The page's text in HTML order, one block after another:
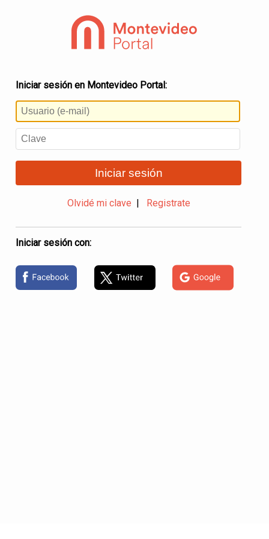
Iniciar sesión en Montevideo Portal:
Iniciar sesión
Olvidé mi clave Registrate
Iniciar sesión con: